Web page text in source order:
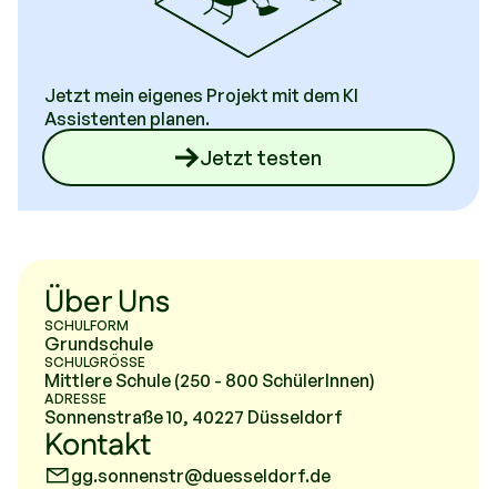
Über Uns
SCHULFORM
Grundschule
SCHULGRÖSSE
Mittlere Schule (250 - 800 SchülerInnen)
ADRESSE
Sonnenstraße 10, 40227 Düsseldorf
Kontakt
gg.sonnenstr@duesseldorf.de
Jetzt mein eigenes Projekt mit dem KI
Assistenten planen.
Jetzt testen